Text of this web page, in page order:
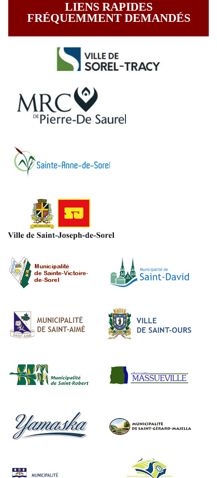
LIENS RAPIDES
FRÉQUEMMENT DEMANDÉS